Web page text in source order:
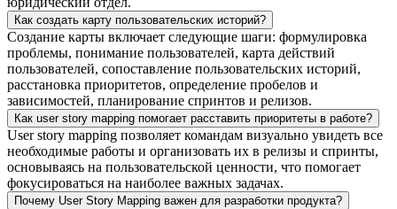
Как создать карту пользовательских историй?
Создание карты включает следующие шаги: формулировка
проблемы, понимание пользователей, карта действий
пользователей, сопоставление пользовательских историй,
расстановка приоритетов, определение пробелов и
зависимостей, планирование спринтов и релизов.
Как user story mapping помогает расставить приоритеты в работе?
User story mapping позволяет командам визуально увидеть все
необходимые работы и организовать их в релизы и спринты,
основываясь на пользовательской ценности, что помогает
фокусироваться на наиболее важных задачах.
Почему User Story Mapping важен для разработки продукта?